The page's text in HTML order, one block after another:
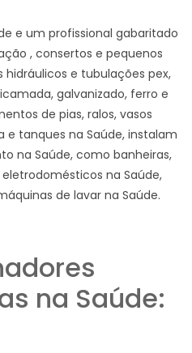
e um profissional gabaritado
, consertos e pequenos
e tubulações pex,
galvanizado, ferro e
de pias, ralos, vasos
e tanques na Saúde, instalam
na Saúde, como banheiras,
na Saúde,
de lavar na Saúde.
na Saúde: